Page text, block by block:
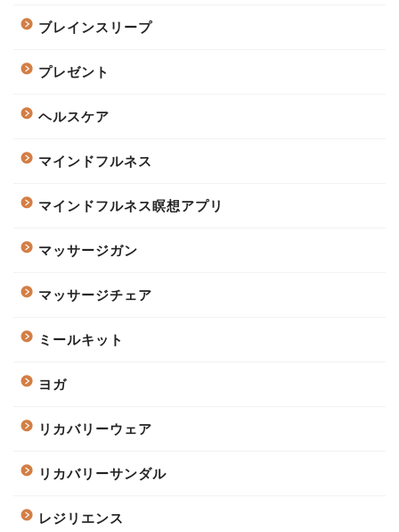
ブレインスリープ
プレゼント
ヘルスケア
マインドフルネス
マインドフルネス瞑想アプリ
マッサージガン
マッサージチェア
ミールキット
ヨガ
リカバリーウェア
リカバリーサンダル
レジリエンス